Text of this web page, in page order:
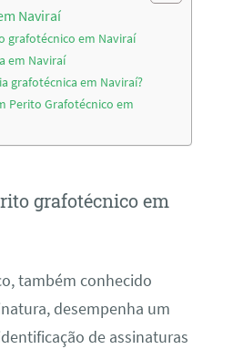
Naviraí
grafotécnico em Naviraí
em Naviraí
grafotécnica em Naviraí?
Perito Grafotécnico em
grafotécnico em
também conhecido
desempenha um
de assinaturas